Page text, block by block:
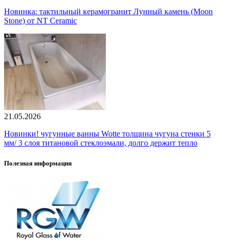
Новинка: тактильный керамогранит Лунный камень (Moon
Stone) от NT Ceramic
21.05.2026
Новинки! чугунные ванны Wotte толщина чугуна стенки 5
мм/ 3 слоя титановой стеклоэмали, долго держит тепло
Полезная информация